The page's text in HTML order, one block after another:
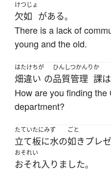
けつじょ
欠如 がある。
There is a lack of
young and the old.
はたけちが
畑違い の
ひんしつかんり
品質管理
か
課は
How are you finding the
department?
たていたにみず
立て板に水の
ごと
如きプレ
おそれい
おそれ入りました。